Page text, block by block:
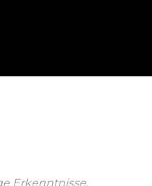
Erkenntnisse.